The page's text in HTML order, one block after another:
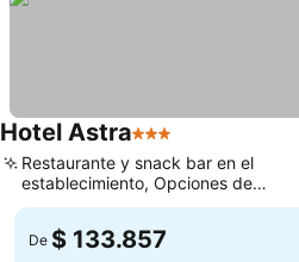
Hotel Astra3 Estrellas
Restaurante y snack bar en el
establecimiento, Opciones de
estacionamiento supervisado
De $ 133.857